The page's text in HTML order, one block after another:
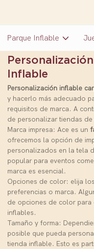
Parque Inflable
Inflable
Personalización inflable
y hacerlo más adecuado
requisitos de marca. A
de personalizar tiendas
Marca impresa: Ace es un
ofrecemos la opción de
personalizados en la tela
popular para eventos
marca es esencial.
Opciones de color: elija
preferencias o marca.
de opciones de color para
inflables.
Tamaño y forma:
posible que pueda
tienda inflable. Esto es